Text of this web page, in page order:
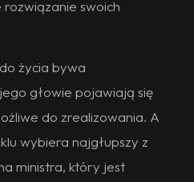
rozwiązanie swoich
życia bywa
głowie pojawiają się
do zrealizowania. A
wybiera najgłupszy z
ministra, który jest